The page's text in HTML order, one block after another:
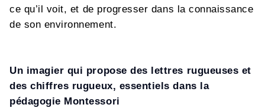
ce qu’il voit, et de progresser dans la connaissance
de son environnement.
Un imagier qui propose des lettres rugueuses et
des chiffres rugueux, essentiels dans la
pédagogie Montessori